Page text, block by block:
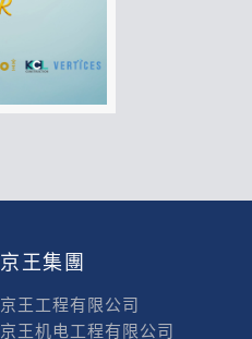
京王集團
京王工程有限公司
京王机电工程有限公司